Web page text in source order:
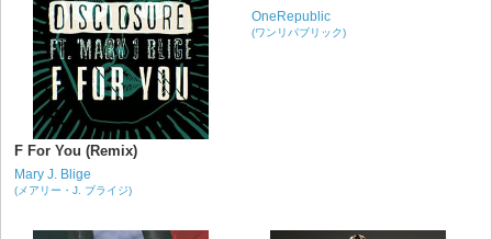
F For You (Remix)
Mary J. Blige
(メアリー・J. ブライジ)
OneRepublic
(ワンリパブリック)